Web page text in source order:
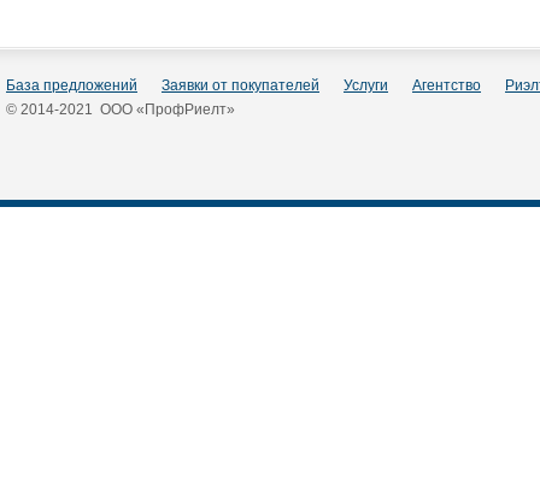
База предложений Заявки от покупателей Услуги Агентство
© 2014-2021 ООО «ПрофРиелт»